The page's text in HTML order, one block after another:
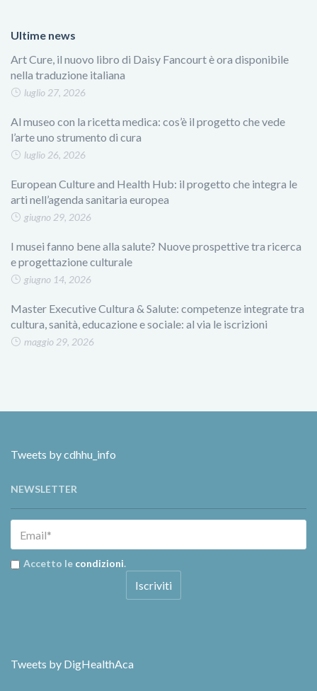
Ultime news
Art Cure, il nuovo libro di Daisy Fancourt è ora disponibile
nella traduzione italiana
luglio 27, 2026
Al museo con la ricetta medica: cos’è il progetto che vede
l’arte uno strumento di cura
luglio 26, 2026
European Culture and Health Hub: il progetto che integra le
arti nell’agenda sanitaria europea
giugno 29, 2026
I musei fanno bene alla salute? Nuove prospettive tra ricerca
e progettazione culturale
giugno 14, 2026
Master Executive Cultura & Salute: competenze integrate tra
cultura, sanità, educazione e sociale: al via le iscrizioni
maggio 29, 2026
Tweets by cdhhu_info
NEWSLETTER
Accetto le condizioni.
Tweets by DigHealthAca